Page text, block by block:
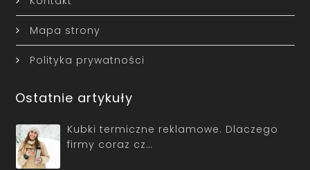
Mapa strony
Polityka prywatności
Ostatnie artykuły
Kubki termiczne reklamowe. Dlaczego
firmy coraz cz…